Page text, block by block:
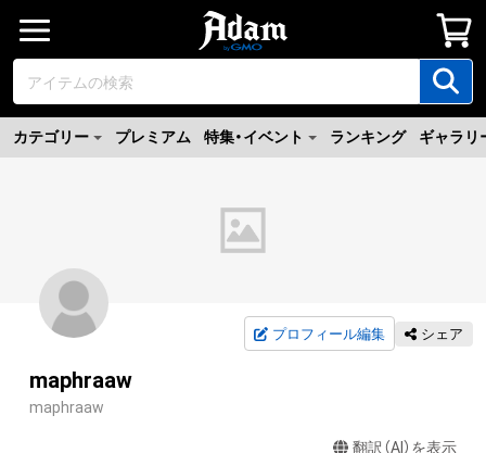
カテゴリー プレミアム 特集・イベント ランキング ギャラリ
プロフィール編集 シェア
maphraaw
maphraaw
翻訳（AI）を表示